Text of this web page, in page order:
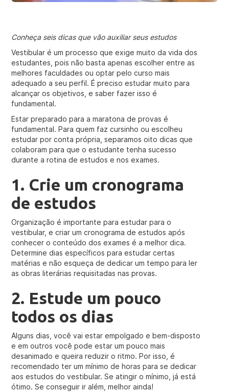
Conheça seis dicas que vão auxiliar seus estudos
Vestibular é um processo que exige muito da vida dos
estudantes, pois não basta apenas escolher entre as
melhores faculdades ou optar pelo curso mais
adequado a seu perfil. É preciso estudar muito para
alcançar os objetivos, e saber fazer isso é
fundamental.
Estar preparado para a maratona de provas é
fundamental. Para quem faz cursinho ou escolheu
estudar por conta própria, separamos oito dicas que
colaboram para que o estudante tenha sucesso
durante a rotina de estudos e nos exames.
1. Crie um cronograma
de estudos
Organização é importante para estudar para o
vestibular, e criar um cronograma de estudos após
conhecer o conteúdo dos exames é a melhor dica.
Determine dias específicos para estudar certas
matérias e não esqueça de dedicar um tempo para ler
as obras literárias requisitadas nas provas.
2. Estude um pouco
todos os dias
Alguns dias, você vai estar empolgado e bem-disposto
e em outros você pode estar um pouco mais
desanimado e queira reduzir o ritmo. Por isso, é
recomendado ter um mínimo de horas para se dedicar
aos estudos do vestibular. Se atingir o mínimo, já está
ótimo. Se conseguir ir além, melhor ainda!